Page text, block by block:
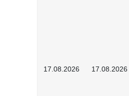
17.08.2026 17.08.2026